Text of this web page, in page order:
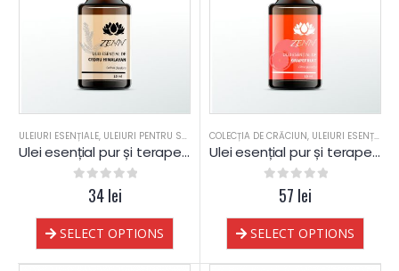
ULEIURI ESENȚIALE, ULEIURI PENTRU SAUNA
Ulei esențial pur și terapeutic de Cedru Himalayan Indian
out of 5
34lei
SELECT OPTIONS
COLECȚIA DE CRĂCIUN, ULEIURI ESENȚIALE
Ulei esențial pur și terapeutic de Grapefruit
out of 5
57 lei
SELECT OPTIONS